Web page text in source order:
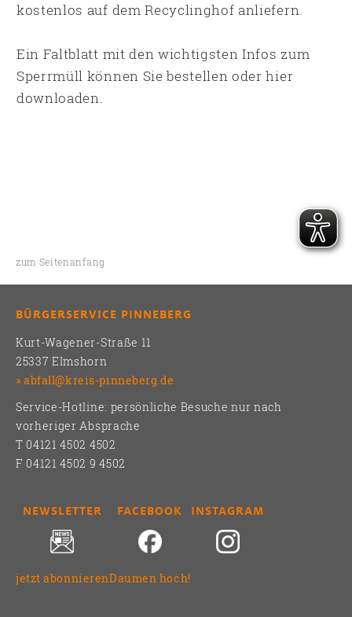
kostenlos auf dem Recyclinghof anliefern.
Ein Faltblatt mit den wichtigsten Infos zum
Sperrmüll können Sie bestellen oder hier
downloaden.
zum Seitenanfang
BÜRGERSERVICE PINNEBERG
Kurt-Wagener-Straße 11
25337 Elmshorn
abfall@kreis-pinneberg.de
Service-Hotline: persönliche Besuche nur nach
vorheriger Absprache
T 04121 4502 4502
F 04121 4502 9 4502
NEWSLETTER
jetzt abonnieren
FACEBOOK
Daumen hoch!
INSTAGRAM